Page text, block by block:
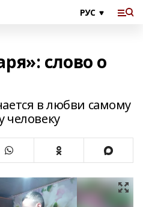
слово о
в любви самому
человеку